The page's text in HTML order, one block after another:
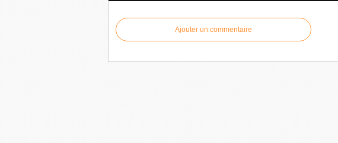
Ajouter un commentaire